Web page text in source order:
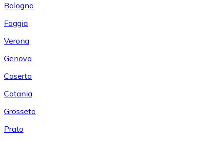
Bologna
Foggia
Verona
Genova
Caserta
Catania
Grosseto
Prato